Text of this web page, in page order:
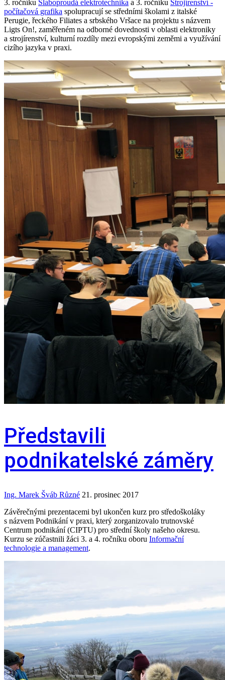
3. ročníku Slaboproudá elektrotechnika a 3. ročníku Strojírenství -
počítačová grafika spolupracují se středními školami z italské
Perugie, řeckého Filiates a srbského Vršace na projektu s názvem
Ligts On!, zaměřeném na odborné dovednosti v oblasti elektroniky
a strojírenství, kulturní rozdíly mezi evropskými zeměmi a využívání
cizího jazyka v praxi.
Představili
podnikatelské záměry
Ing. Marek Šváb Různé 21. prosinec 2017
Závěrečnými prezentacemi byl ukončen kurz pro středoškoláky
s názvem Podnikání v praxi, který zorganizovalo trutnovské
Centrum podnikání (CIPTU) pro střední školy našeho okresu.
Kurzu se zúčastnili žáci 3. a 4. ročníku oboru Informační
technologie a management.